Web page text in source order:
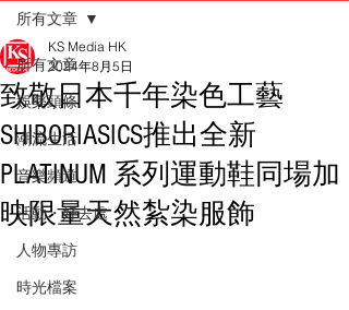
所有文章
娛樂頭條
潮流生活
音樂頻道
活動・好去處
人物專訪
時光檔案
所有文章
致敬日本千年染色工藝
SHIBORIASICS推出全新
PLATINUM 系列運動鞋同場加
映限量天然紮染服飾
KS Media HK
2024年8月5日